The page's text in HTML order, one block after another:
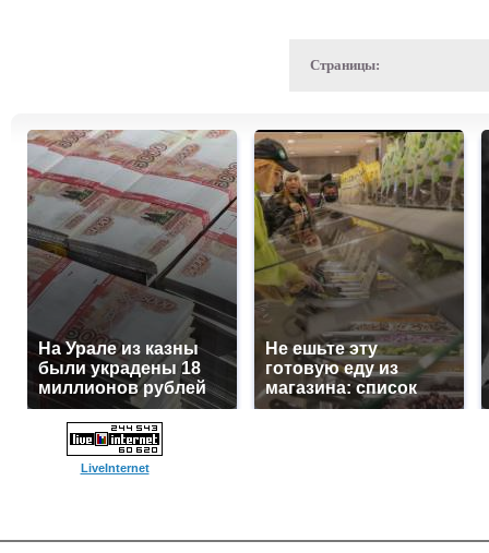
Страницы:
На Урале из казны
были украдены 18
миллионов рублей
Не ешьте эту
готовую еду из
магазина: список
LiveInternet